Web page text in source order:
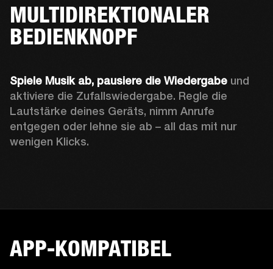
MULTIDIREKTIONALER
BEDIENKNOPF
Spiele Musik ab, pausiere die Wiedergabe und
aktiviere die Zufallswiedergabe. Regle die
Lautstärke deines Geräts, nimm Anrufe
entgegen oder lehne sie ab – all das mit nur
wenigen Klicks.
APP-KOMPATIBEL